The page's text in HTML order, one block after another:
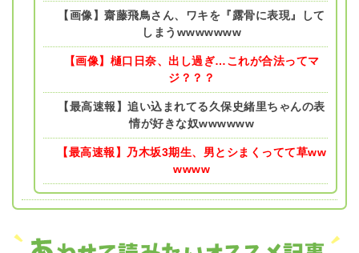
【画像】齋藤飛鳥さん、ワキを『露骨に表現』して
しまうwwwwwww
【画像】樋口日奈、出し過ぎ…これが合法ってマ
ジ？？？
【最高速報】追い込まれてる久保史緒里ちゃんの表
情が好きな奴wwwwww
【最高速報】乃木坂3期生、男とシまくってて草ww
wwww